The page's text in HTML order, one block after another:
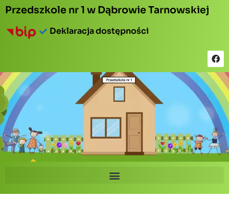
Przedszkole nr 1 w Dąbrowie Tarnowskiej
Deklaracja dostępności